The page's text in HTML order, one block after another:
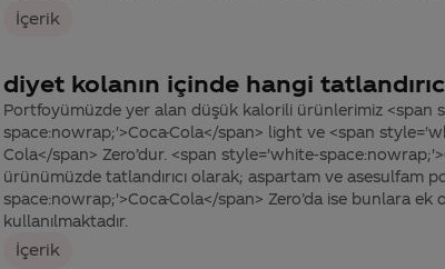
İçerik
diyet kolanın içinde hangi
Portfoyümüzde yer alan düşük kalorili ürünlerimiz <span
space:nowrap;'>Coca-Cola</span> light ve <span
Cola</span> Zero’dur. <span style='white-
ürünümüzde tatlandırıcı olarak; aspartam ve asesulfam
space:nowrap;'>Coca-Cola</span> Zero’da ise bunlara ek
kullanılmaktadır.
İçerik